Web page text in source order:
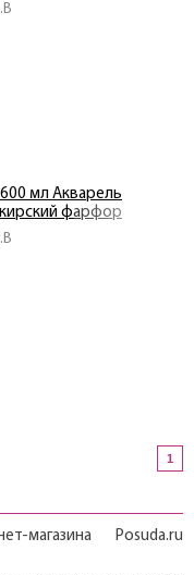
мл Акварель
фарфор
1
магазина Posuda.ru